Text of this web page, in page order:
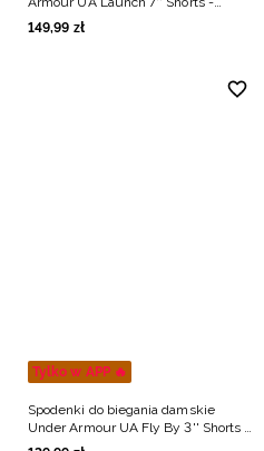
czerwone
149,99 zł
Tylko w APP 🔥
Spodenki do biegania damskie
Under Armour UA Fly By 3'' Shorts -
białe